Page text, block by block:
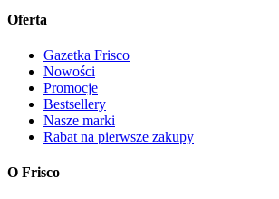
Oferta
Gazetka Frisco
Nowości
Promocje
Bestsellery
Nasze marki
Rabat na pierwsze zakupy
O Frisco